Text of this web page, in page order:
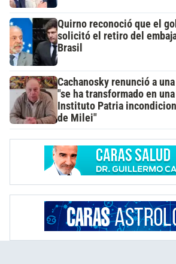
Quirno reconoció que el
solicitó el retiro del
Brasil
Cachanosky renunció a
"se ha transformado en
Instituto Patria
de Milei"